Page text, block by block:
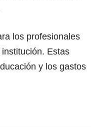
los profesionales
Estas
y los gastos